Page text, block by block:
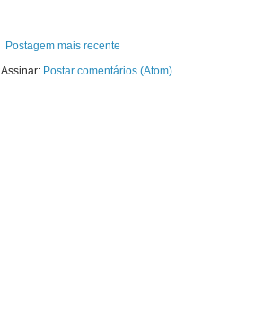
Postagem mais recente
Assinar: Postar comentários (Atom)